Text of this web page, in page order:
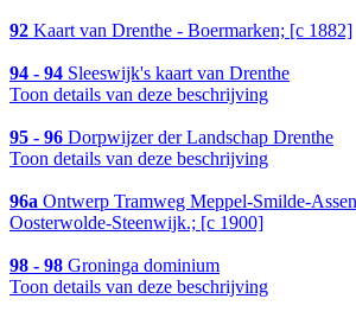
92 Kaart van Drenthe - Boermarken; [c 1882]
94 - 94 Sleeswijk's kaart van Drenthe
Toon details van deze beschrijving
95 - 96 Dorpwijzer der Landschap Drenthe
Toon details van deze beschrijving
96a Ontwerp Tramweg Meppel-Smilde-
Oosterwolde-Steenwijk.; [c 1900]
98 - 98 Groninga dominium
Toon details van deze beschrijving